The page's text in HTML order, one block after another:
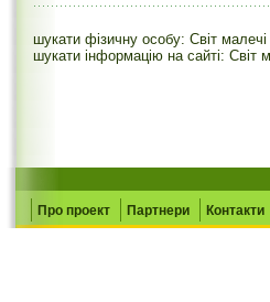
шукати фізичну особу: Світ
шукати інформацію на сайті: Світ
Про проект Партнери Контакти